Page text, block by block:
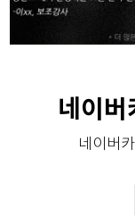
네이버
네이버